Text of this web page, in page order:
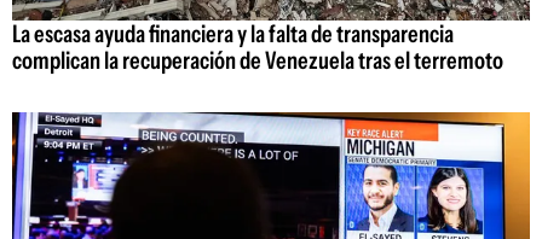
La escasa ayuda financiera y la falta de transparencia
complican la recuperación de Venezuela tras el terremoto